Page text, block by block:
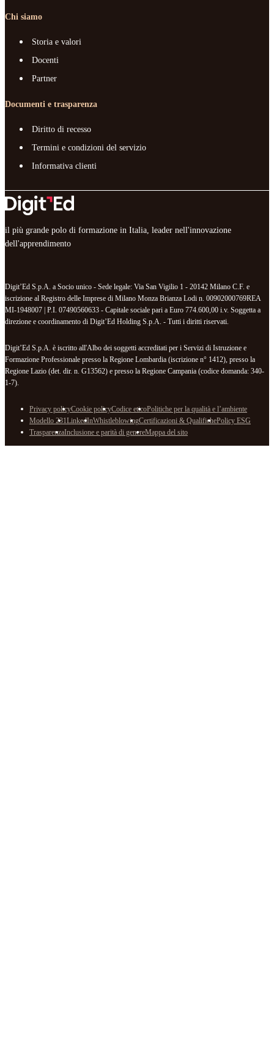
Chi siamo
Storia e valori
Docenti
Partner
Documenti e trasparenza
Diritto di recesso
Termini e condizioni del servizio
Informativa clienti
il più grande polo di formazione in Italia, leader nell'innovazione
dell'apprendimento
Digit’Ed S.p.A. a Socio unico - Sede legale: Via San Vigilio 1 - 20142 Milano C.F. e
iscrizione al Registro delle Imprese di Milano Monza Brianza Lodi n. 00902000769REA
MI-1948007 | P.I. 07490560633 - Capitale sociale pari a Euro 774.600,00 i.v. Soggetta a
direzione e coordinamento di Digit’Ed Holding S.p.A. - Tutti i diritti riservati.
Digit’Ed S.p.A. è iscritto all'Albo dei soggetti accreditati per i Servizi di Istruzione e
Formazione Professionale presso la Regione Lombardia (iscrizione n° 1412), presso la
Regione Lazio (det. dir. n. G13562) e presso la Regione Campania (codice domanda: 340-
1-7).
Privacy policyCookie policyCodice eticoPolitiche per la qualità e l’ambiente
Modello 231LinkedInWhistleblowingCertificazioni & QualifichePolicy ESG
TrasparenzaInclusione e parità di genereMappa del sito